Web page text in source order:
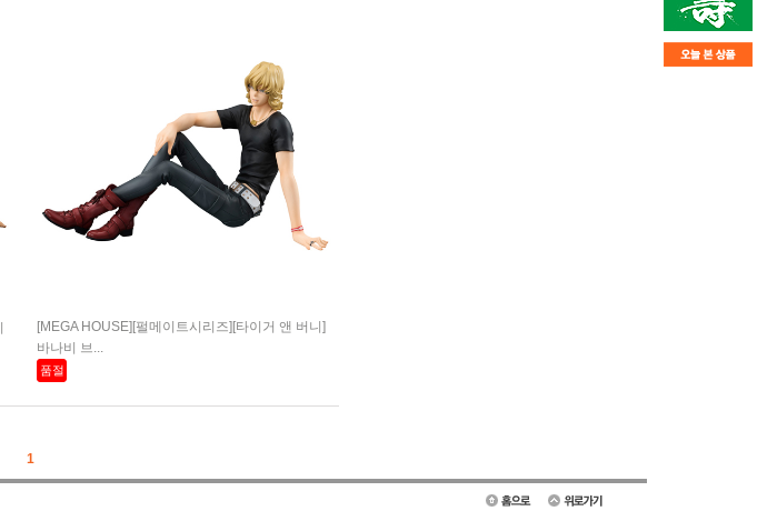
[MEGA HOUSE][펄메이트시리즈][타이거 앤 버니]
바나비 브...
품절
1